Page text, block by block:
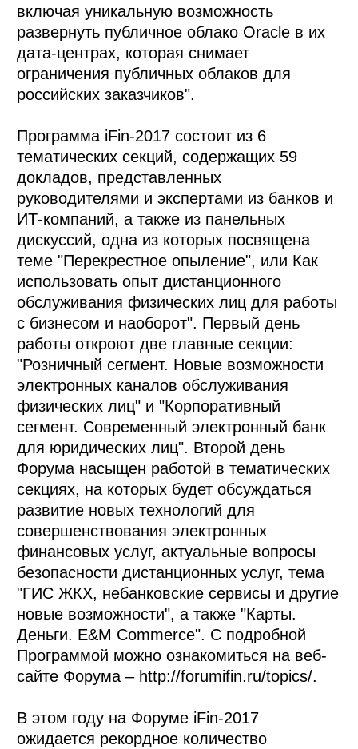
включая уникальную возможность
развернуть публичное облако Oracle в их
дата-центрах, которая снимает
ограничения публичных облаков для
российских заказчиков".
Программа iFin-2017 состоит из 6
тематических секций, содержащих 59
докладов, представленных
руководителями и экспертами из банков и
ИТ-компаний, а также из панельных
дискуссий, одна из которых посвящена
теме "Перекрестное опыление", или Как
использовать опыт дистанционного
обслуживания физических лиц для работы
с бизнесом и наоборот". Первый день
работы откроют две главные секции:
"Розничный сегмент. Новые возможности
электронных каналов обслуживания
физических лиц" и "Корпоративный
сегмент. Современный электронный банк
для юридических лиц". Второй день
Форума насыщен работой в тематических
секциях, на которых будет обсуждаться
развитие новых технологий для
совершенствования электронных
финансовых услуг, актуальные вопросы
безопасности дистанционных услуг, тема
"ГИС ЖКХ, небанковские сервисы и другие
новые возможности", а также "Карты.
Деньги. E&M Commerce". С подробной
Программой можно ознакомиться на веб-
сайте Форума – http://forumifin.ru/topics/.
В этом году на Форуме iFin-2017
ожидается рекордное количество